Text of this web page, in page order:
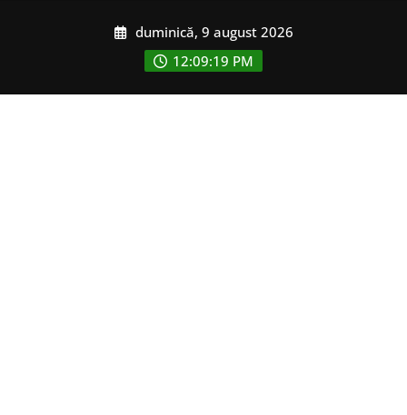
duminică, 9 august 2026
12:09:21 PM